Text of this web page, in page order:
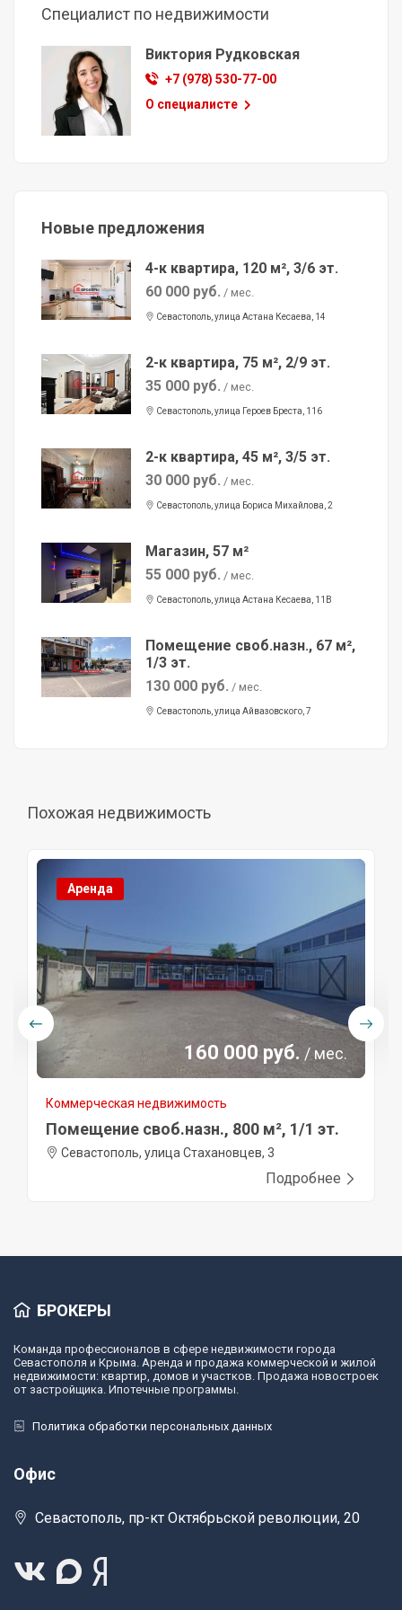
Специалист по недвижимости
Виктория Рудковская
+7 (978) 530-77-00
О специалисте
Новые предложения
4-к квартира, 120 м², 3/6 эт.
60 000 руб. / мес.
Севастополь, улица Астана Кесаева, 14
2-к квартира, 75 м², 2/9 эт.
35 000 руб. / мес.
Севастополь, улица Героев Бреста, 116
2-к квартира, 45 м², 3/5 эт.
30 000 руб. / мес.
Севастополь, улица Бориса Михайлова, 2
Магазин, 57 м²
55 000 руб. / мес.
Севастополь, улица Астана Кесаева, 11В
Помещение своб.назн., 67 м²,
1/3 эт.
130 000 руб. / мес.
Севастополь, улица Айвазовского, 7
Похожая недвижимость
Аренда
160 000 руб. / мес.
Коммерческая недвижимость
Помещение своб.назн., 800 м², 1/1 эт.
Севастополь, улица Стахановцев, 3
Подробнее
БРОКЕРЫ
Команда профессионалов в сфере недвижимости города
Севастополя и Крыма. Аренда и продажа коммерческой и жилой
недвижимости: квартир, домов и участков. Продажа новостроек
от застройщика. Ипотечные программы.
Политика обработки персональных данных
Офис
Севастополь, пр-кт Октябрьской революции, 20